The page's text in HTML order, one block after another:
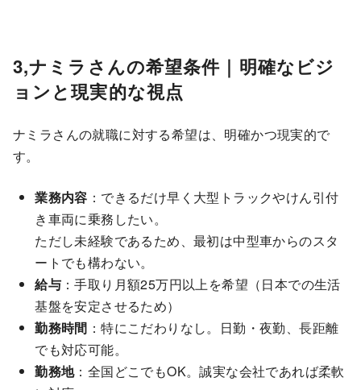
3,ナミラさんの希望条件｜明確なビジ
ョンと現実的な視点
ナミラさんの就職に対する希望は、明確かつ現実的で
す。
業務内容 ：できるだけ早く大型トラックやけん引付
き車両に乗務したい。
ただし未経験であるため、最初は中型車からのスタ
ートでも構わない。
給与 ：手取り月額25万円以上を希望（日本での生活
基盤を安定させるため）
勤務時間 ：特にこだわりなし。日勤・夜勤、長距離
でも対応可能。
勤務地：全国どこでもOK。誠実な会社であれば柔軟